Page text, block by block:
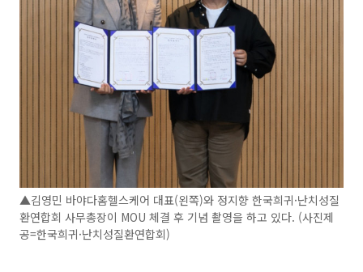
▲김영민 바야다홈헬스케어 대표(왼쪽)와 정지향 한국희귀·난치성질
환연합회 사무총장이 MOU 체결 후 기념 촬영을 하고 있다. (사진제
공=한국희귀·난치성질환연합회)